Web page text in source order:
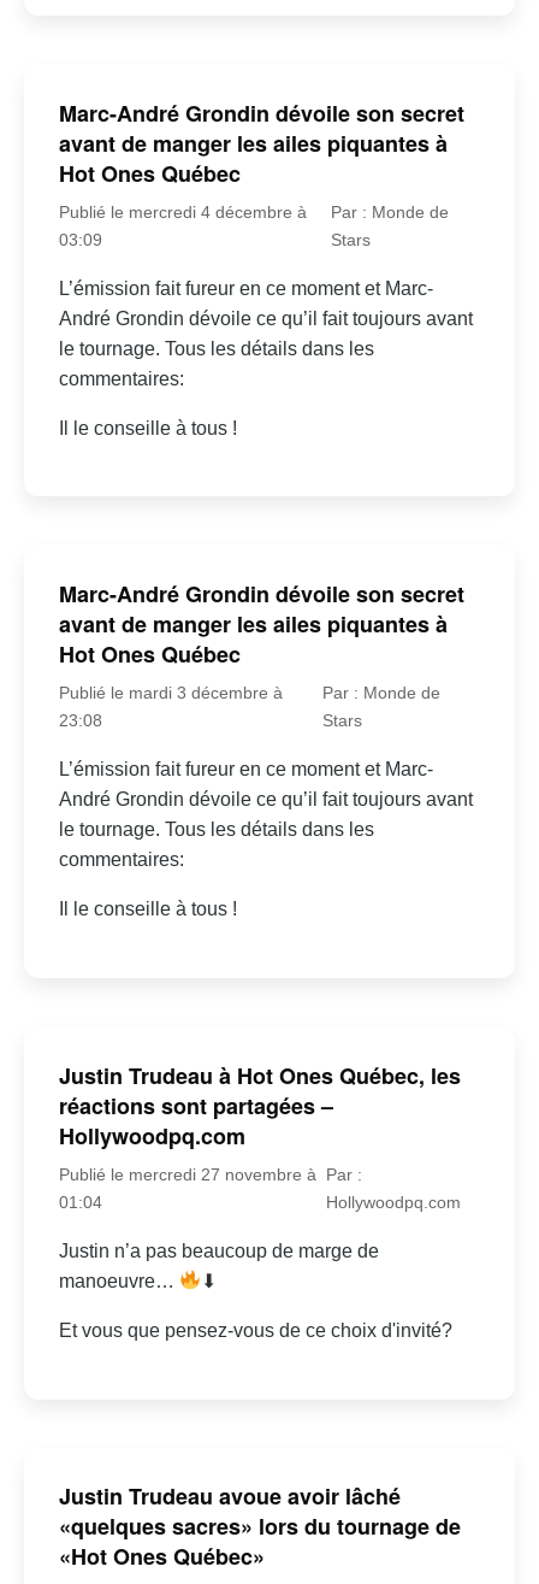
Marc-André Grondin dévoile son secret
avant de manger les ailes piquantes à
Hot Ones Québec
Publié le mercredi 4 décembre à
03:09
Par : Monde de
Stars
L’émission fait fureur en ce moment et Marc-
André Grondin dévoile ce qu’il fait toujours avant
le tournage. Tous les détails dans les
commentaires:
Il le conseille à tous !
Marc-André Grondin dévoile son secret
avant de manger les ailes piquantes à
Hot Ones Québec
Publié le mardi 3 décembre à
23:08
Par : Monde de
Stars
L’émission fait fureur en ce moment et Marc-
André Grondin dévoile ce qu’il fait toujours avant
le tournage. Tous les détails dans les
commentaires:
Il le conseille à tous !
Justin Trudeau à Hot Ones Québec, les
réactions sont partagées –
Hollywoodpq.com
Publié le mercredi 27 novembre à
01:04
Par :
Hollywoodpq.com
Justin n’a pas beaucoup de marge de
manoeuvre…
⬇
Et vous que pensez-vous de ce choix d'invité?
Justin Trudeau avoue avoir lâché
«quelques sacres» lors du tournage de
«Hot Ones Québec»